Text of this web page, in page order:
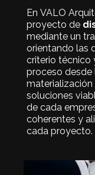
En VALO
proyecto de
mediante un
orientando las
criterio técnico
proceso desde
soluciones
de cada
coherentes y
cada proyecto.